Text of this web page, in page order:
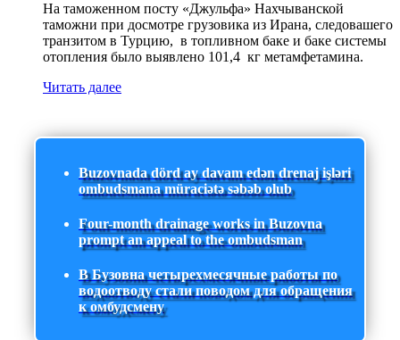
На таможенном посту «Джульфа» Нахчыванской
таможни при досмотре грузовика из Ирана, следовашего
транзитом в Турцию, в топливном баке и баке системы
отопления было выявлено 101,4 кг метамфетамина.
Читать далее
Buzovnada dörd ay davam edən drenaj işləri
ombudsmana müraciətə səbəb olub
Four-month drainage works in Buzovna
prompt an appeal to the ombudsman
В Бузовна четырехмесячные работы по
водоотводу стали поводом для обращения
к омбудсмену